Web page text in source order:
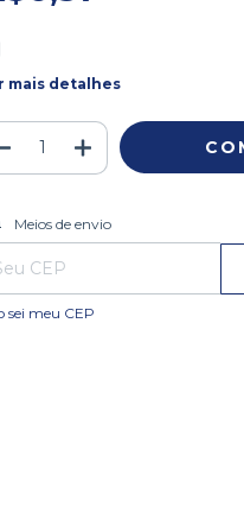
mais detalhes
para o CEP:
Meios de envio
sei meu CEP